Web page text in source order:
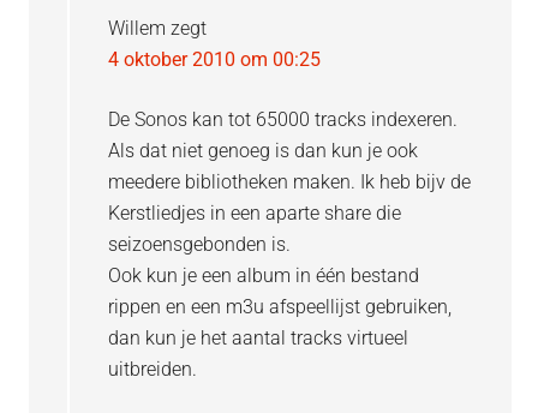
Willem zegt
4 oktober 2010 om 00:25
De Sonos kan tot 65000 tracks indexeren.
Als dat niet genoeg is dan kun je ook
meedere bibliotheken maken. Ik heb bijv de
Kerstliedjes in een aparte share die
seizoensgebonden is.
Ook kun je een album in één bestand
rippen en een m3u afspeellijst gebruiken,
dan kun je het aantal tracks virtueel
uitbreiden.